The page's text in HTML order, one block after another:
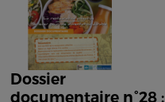
Dossier
documentaire n°28 :